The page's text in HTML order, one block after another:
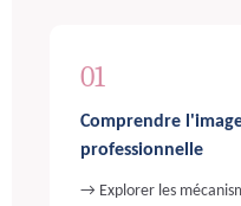
01
Comprendre
professionnelle
→ Explorer les